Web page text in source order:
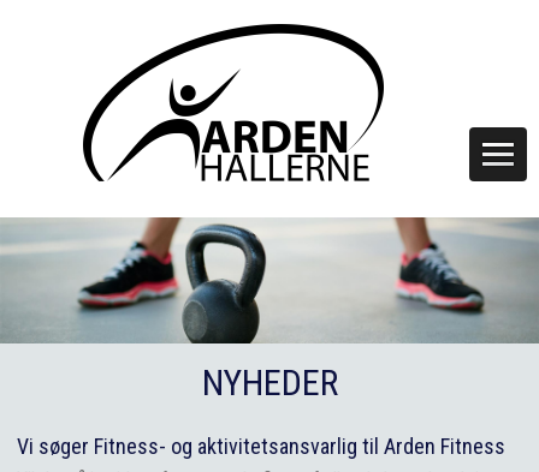
NYHEDER
Vi søger Fitness- og aktivitetsansvarlig til Arden Fitness